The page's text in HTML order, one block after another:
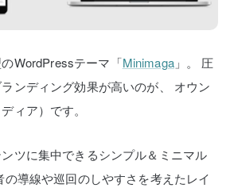
WordPressテーマ「Minimaga」。
圧
ンディング効果が高いのが、
オウン
ィア）です。
ツに集中できるシンプル＆ミニマル
の導線や巡回のしやすさを考えたレイ